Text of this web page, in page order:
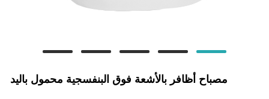
مصباح أظافر بالأشعة فوق البنفسجية محمول باليد